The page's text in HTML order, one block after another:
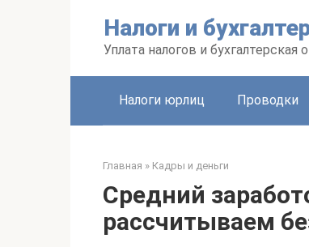
Налоги и
Уплата налогов и бухгалтерская
Налоги юрлиц Проводки
Главная » Кадры и деньги
Средний
рассчитываем